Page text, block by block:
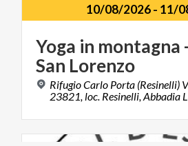
10/08/2026- 11/
Yoga in montagna
San Lorenzo
Rifugio Carlo Porta (Resinelli)
23821, loc. Resinelli, Abbadia